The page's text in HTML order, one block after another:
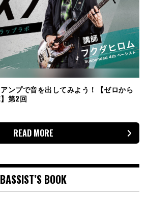
ンプで音を出してみよう！【ゼロから
第2回
READ MORE
BASSIST’S BOOK